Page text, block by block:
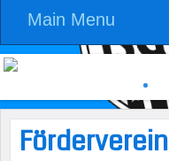
Main Menu
Förderverein